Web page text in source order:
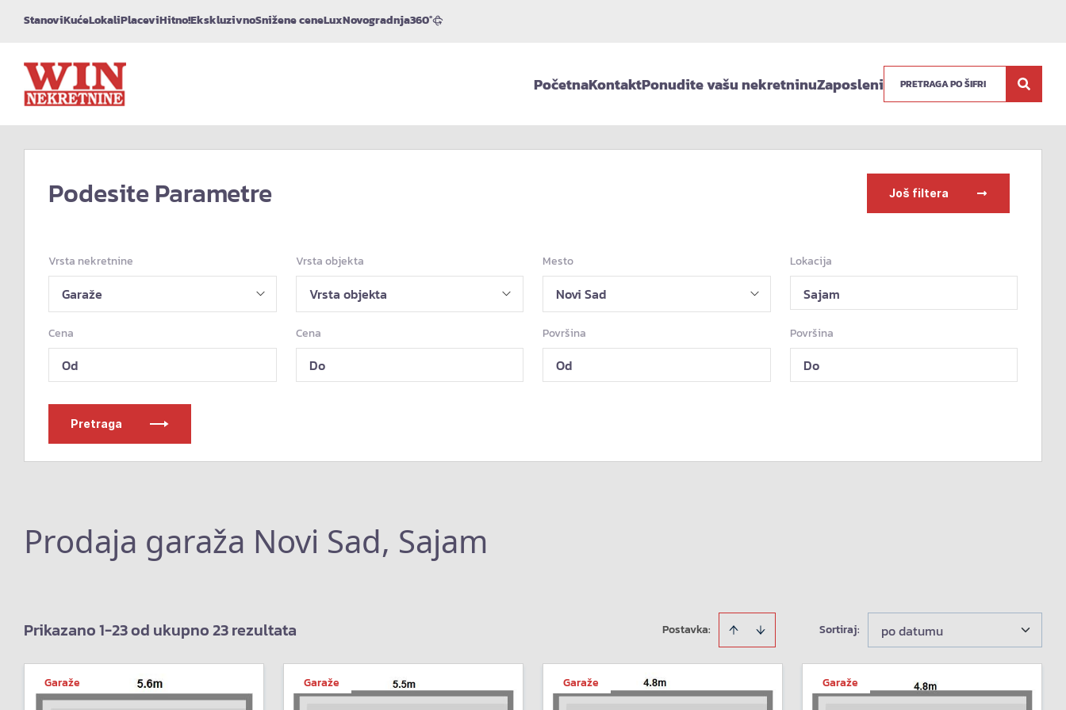
StanoviKućeLokaliPlaceviHitno!EkskluzivnoSnižene ceneLuxNovogradnja360°
PočetnaKontaktPonudite vašu nekretninuZaposleni
Podesite Parametre Još filtera
Vrsta nekretnine Vrsta objekta Mesto Lokacija
Sajam
Cena Cena Površina Površina
Pretraga
Prodaja garaža Novi Sad, Sajam
Prikazano 1-23 od ukupno 23 rezultata Postavka: Sortiraj: po datumu
Garaže Garaže Garaže Garaže